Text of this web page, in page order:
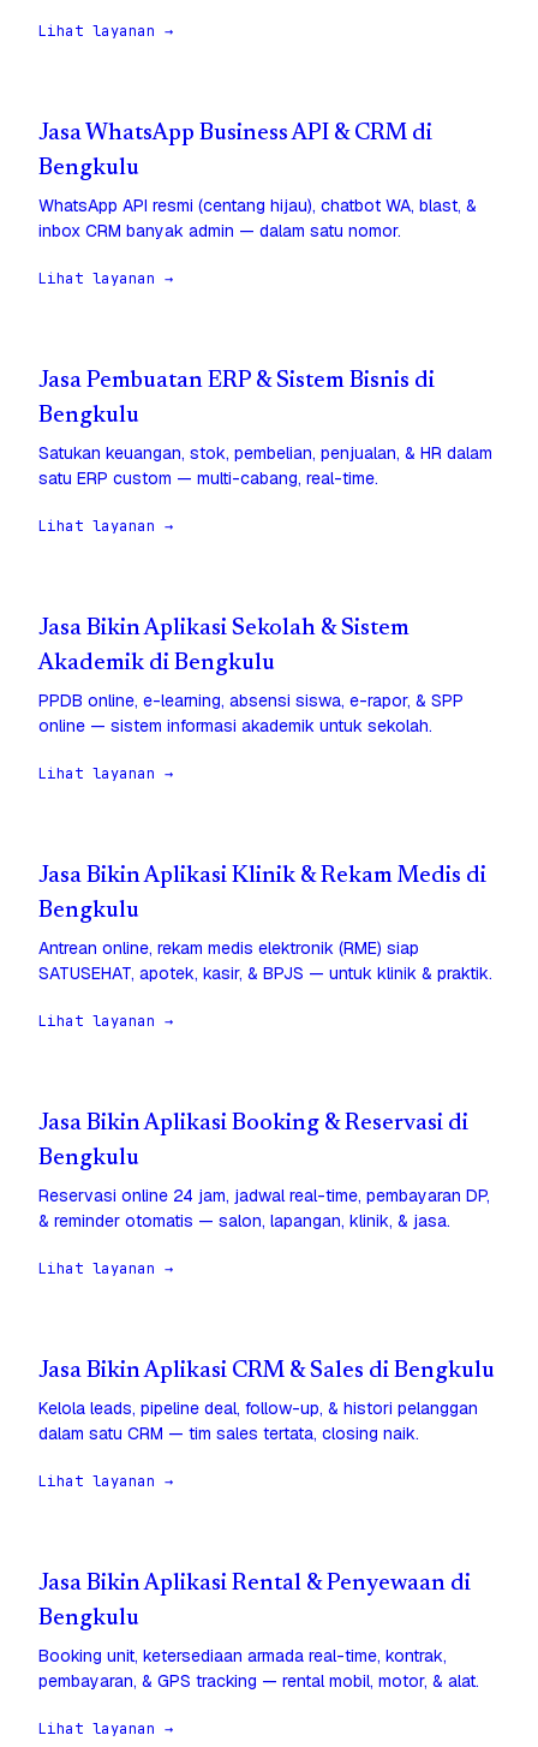
Lihat layanan →
Jasa WhatsApp Business API & CRM di
Bengkulu
WhatsApp API resmi (centang hijau), chatbot WA, blast, &
inbox CRM banyak admin — dalam satu nomor.
Lihat layanan →
Jasa Pembuatan ERP & Sistem Bisnis di
Bengkulu
Satukan keuangan, stok, pembelian, penjualan, & HR dalam
satu ERP custom — multi-cabang, real-time.
Lihat layanan →
Jasa Bikin Aplikasi Sekolah & Sistem
Akademik di Bengkulu
PPDB online, e-learning, absensi siswa, e-rapor, & SPP
online — sistem informasi akademik untuk sekolah.
Lihat layanan →
Jasa Bikin Aplikasi Klinik & Rekam Medis di
Bengkulu
Antrean online, rekam medis elektronik (RME) siap
SATUSEHAT, apotek, kasir, & BPJS — untuk klinik & praktik.
Lihat layanan →
Jasa Bikin Aplikasi Booking & Reservasi di
Bengkulu
Reservasi online 24 jam, jadwal real-time, pembayaran DP,
& reminder otomatis — salon, lapangan, klinik, & jasa.
Lihat layanan →
Jasa Bikin Aplikasi CRM & Sales di Bengkulu
Kelola leads, pipeline deal, follow-up, & histori pelanggan
dalam satu CRM — tim sales tertata, closing naik.
Lihat layanan →
Jasa Bikin Aplikasi Rental & Penyewaan di
Bengkulu
Booking unit, ketersediaan armada real-time, kontrak,
pembayaran, & GPS tracking — rental mobil, motor, & alat.
Lihat layanan →